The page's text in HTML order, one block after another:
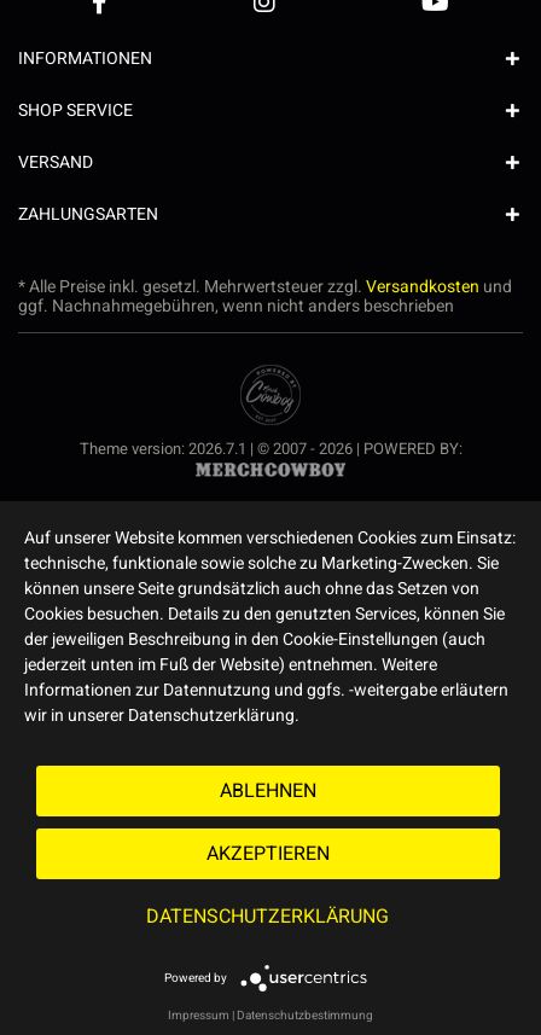
INFORMATIONEN
SHOP SERVICE
VERSAND
ZAHLUNGSARTEN
* Alle Preise inkl. gesetzl. Mehrwertsteuer zzgl.Versandkosten und
ggf. Nachnahmegebühren, wenn nicht anders beschrieben
Theme version: 2026.7.1 | © 2007 - 2026 | POWERED BY:
Auf unserer Website kommen verschiedenen Cookies zum Einsatz:
technische, funktionale sowie solche zu Marketing-Zwecken. Sie
können unsere Seite grundsätzlich auch ohne das Setzen von
Cookies besuchen. Details zu den genutzten Services, können Sie
der jeweiligen Beschreibung in den Cookie-Einstellungen (auch
jederzeit unten im Fuß der Website) entnehmen. Weitere
Informationen zur Datennutzung und ggfs. -weitergabe erläutern
wir in unserer Datenschutzerklärung.
ABLEHNEN
AKZEPTIEREN
DATENSCHUTZERKLÄRUNG
Powered by
Impressum | Datenschutzbestimmung